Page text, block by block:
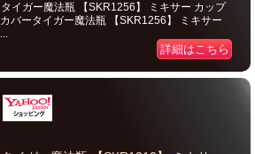
タイガー魔法瓶 【SKR1256】 ミキサー カップ
カバータイガー魔法瓶 【SKR1256】 ミキサー
...
詳細はこちら